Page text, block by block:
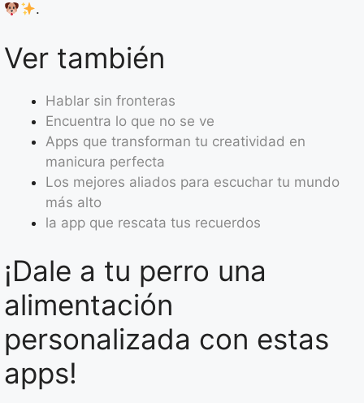
.
Ver también
Hablar sin fronteras
Encuentra lo que no se ve
Apps que transforman tu creatividad en
manicura perfecta
Los mejores aliados para escuchar tu mundo
más alto
la app que rescata tus recuerdos
¡Dale a tu perro una
alimentación
personalizada con estas
apps!